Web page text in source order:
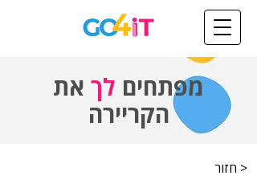
מפתחים לך את
הקריירה
< חזור